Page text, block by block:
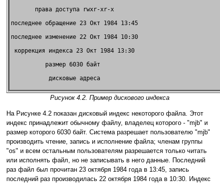
       права доступа rwxr-xr-x
последнее обращение 23 Окт 1984 13:45
последнее изменение 22 Окт 1984 10:30
коррекция индекса 23 Окт 1984 13:30
          размер 6030 байт
           дисковые адреса
Рисунок 4.2. Пример дискового индекса
На Рисунке 4.2 показан дисковый индекс некоторого файла. Этот
индекс принадлежит обычному файлу, владелец которого - "mjb" и
размер которого 6030 байт. Система разрешает пользователю "mjb"
производить чтение, запись и исполнение файла; членам группы
"os" и всем остальным пользователям разрешается только читать
или исполнять файл, но не записывать в него данные. Последний
раз файл был прочитан 23 октября 1984 года в 13:45, запись
последний раз производилась 22 октября 1984 года в 10:30. Индекс